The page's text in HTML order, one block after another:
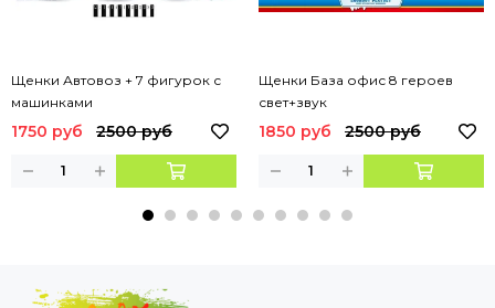
Щенки Автовоз + 7 фигурок с
машинками
1750 руб 2500 руб
Щенки База офис 8 героев
свет+звук
1850 руб 2500 руб